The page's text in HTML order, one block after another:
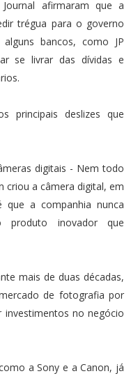
afirmaram que a
trégua para o governo
bancos, como JP
se livrar das dívidas e
principais deslizes que
digitais - Nem todo
criou a câmera digital, em
a companhia nunca
produto inovador que
mais de duas décadas,
de fotografia por
no negócio
a Sony e a Canon, já